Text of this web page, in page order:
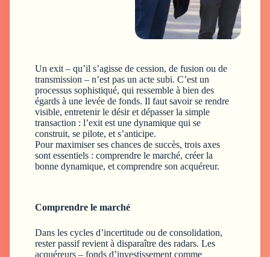
Un exit – qu’il s’agisse de cession, de fusion ou de
transmission – n’est pas un acte subi. C’est un
processus sophistiqué, qui ressemble à bien des
égards à une levée de fonds. Il faut savoir se rendre
visible, entretenir le désir et dépasser la simple
transaction : l’exit est une dynamique qui se
construit, se pilote, et s’anticipe.
Pour maximiser ses chances de succès, trois axes
sont essentiels : comprendre le marché, créer la
bonne dynamique, et comprendre son acquéreur.
Comprendre le marché
Dans les cycles d’incertitude ou de consolidation,
rester passif revient à disparaître des radars. Les
acquéreurs – fonds d’investissement comme